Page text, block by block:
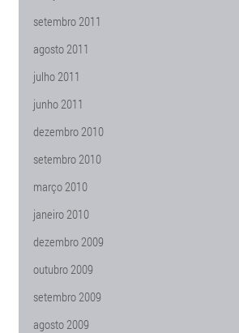
setembro 2011
agosto 2011
julho 2011
junho 2011
dezembro 2010
setembro 2010
março 2010
janeiro 2010
dezembro 2009
outubro 2009
setembro 2009
agosto 2009